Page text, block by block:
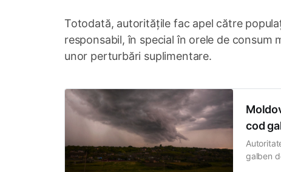
Totodată, autoritățile fac apel către
responsabil, în special în orele de consum
unor perturbări suplimentare.
cod
galben